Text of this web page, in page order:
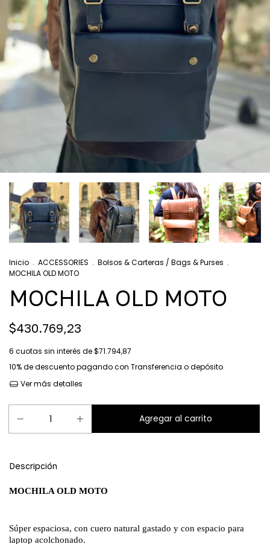
Inicio . ACCESSORIES . Bolsos & Carteras / Bags & Purses .
MOCHILA OLD MOTO
MOCHILA OLD MOTO
$430.769,23
6 cuotas sin interés de$71.794,87
10% de descuentopagando con Transferencia o depósito
Ver más detalles
Descripción
MOCHILA OLD MOTO
Súper espaciosa, con cuero natural gastado y con espacio para
laptop acolchonado.